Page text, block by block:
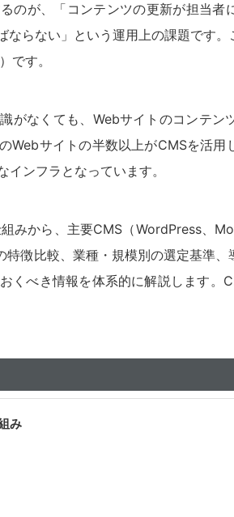
のが、「コンテンツの更新が担当者
ならない」という運用上の課題です
です。
がなくても、Webサイトのコンテン
Webサイトの半数以上がCMSを活用
ンフラとなっています。
みから、主要CMS（WordPress、
徴比較、業種・規模別の選定基準、
くべき情報を体系的に解説します。
み